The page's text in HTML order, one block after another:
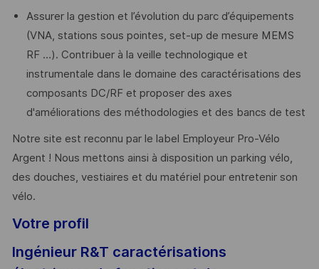
Assurer la gestion et l’évolution du parc d’équipements
(VNA, stations sous pointes, set-up de mesure MEMS
RF …). Contribuer à la veille technologique et
instrumentale dans le domaine des caractérisations des
composants DC/RF et proposer des axes
d'améliorations des méthodologies et des bancs de test
Notre site est reconnu par le label Employeur Pro-Vélo
Argent ! Nous mettons ainsi à disposition un parking vélo,
des douches, vestiaires et du matériel pour entretenir son
vélo.
Votre profil
Ingénieur R&T caractérisations